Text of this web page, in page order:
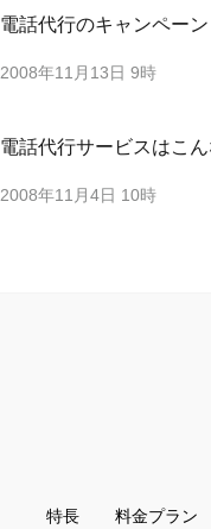
電話代行のキャンペー
2008年11月13日 9時
電話代行サービスはこ
2008年11月4日 10時
特長 料金プラン